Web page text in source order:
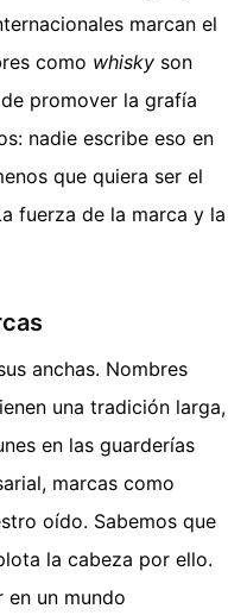
marcan el
como whisky son
promover la grafía
nadie escribe eso en
que quiera ser el
fuerza de la marca y la
anchas. Nombres
una tradición larga,
en las guarderías
marcas como
oído. Sabemos que
la cabeza por ello.
un mundo